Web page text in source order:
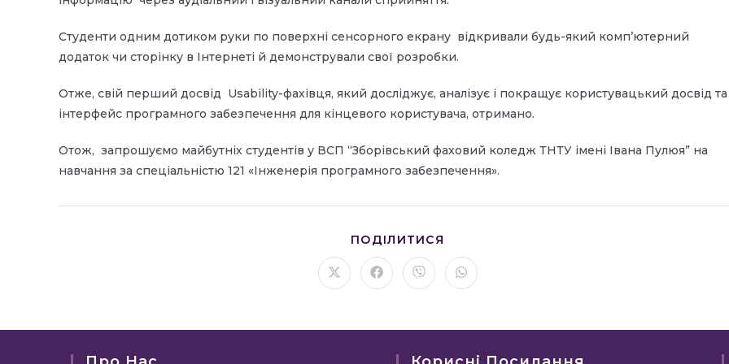
Студенти одним дотиком руки по поверхні сенсорного екрану відкривали будь-який комп’ютерний
додаток чи сторінку в Інтернеті й демонстрували свої розробки.
Отже, свій перший досвід Usability-фахівця, який досліджує, аналізує і покращує користувацький досвід та
інтерфейс програмного забезпечення для кінцевого користувача, отримано.
Отож, запрошуємо майбутніх студентів у ВСП “Зборівський фаховий коледж ТНТУ імені Івана Пулюя” на
навчання за спеціальністю 121 «Інженерія програмного забезпечення».
ПОДІЛИТИСЯ
ЦИМ
ВМІСТОМ
Відкрити
в
Відкрити
в
Відкрити
в
Відкрити
в